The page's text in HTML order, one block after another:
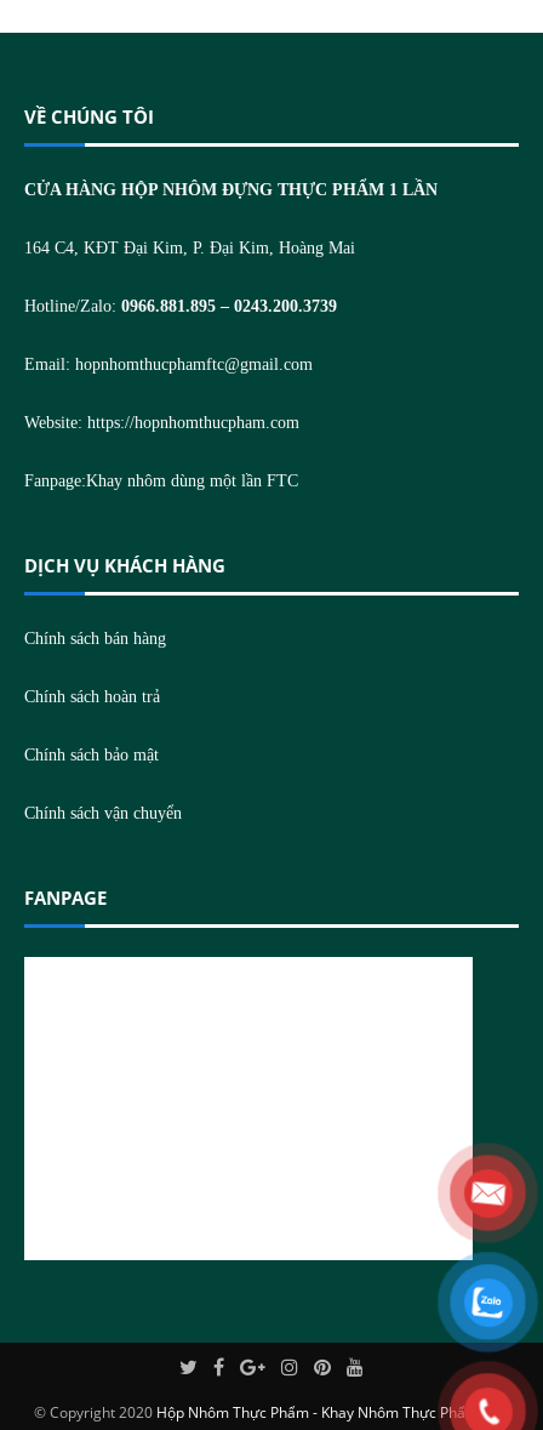
VỀ CHÚNG TÔI
CỬA HÀNG HỘP NHÔM ĐỰNG THỰC PHẨM 1 LẦN
164 C4, KĐT Đại Kim, P. Đại Kim, Hoàng Mai
Hotline/Zalo: 0966.881.895 – 0243.200.3739
Email: hopnhomthucphamftc@gmail.com
Website: https://hopnhomthucpham.com
Fanpage:Khay nhôm dùng một lần FTC
DỊCH VỤ KHÁCH HÀNG
Chính sách bán hàng
Chính sách hoàn trả
Chính sách bảo mật
Chính sách vận chuyển
FANPAGE
© Copyright 2020 Hộp Nhôm Thực Phẩm - Khay Nhôm Thực Phẩm Cao